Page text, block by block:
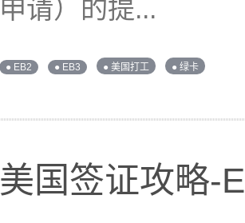
申请）的提...
● EB2 ● EB3 ● 美国打工 ● 绿卡
美国签证攻略-